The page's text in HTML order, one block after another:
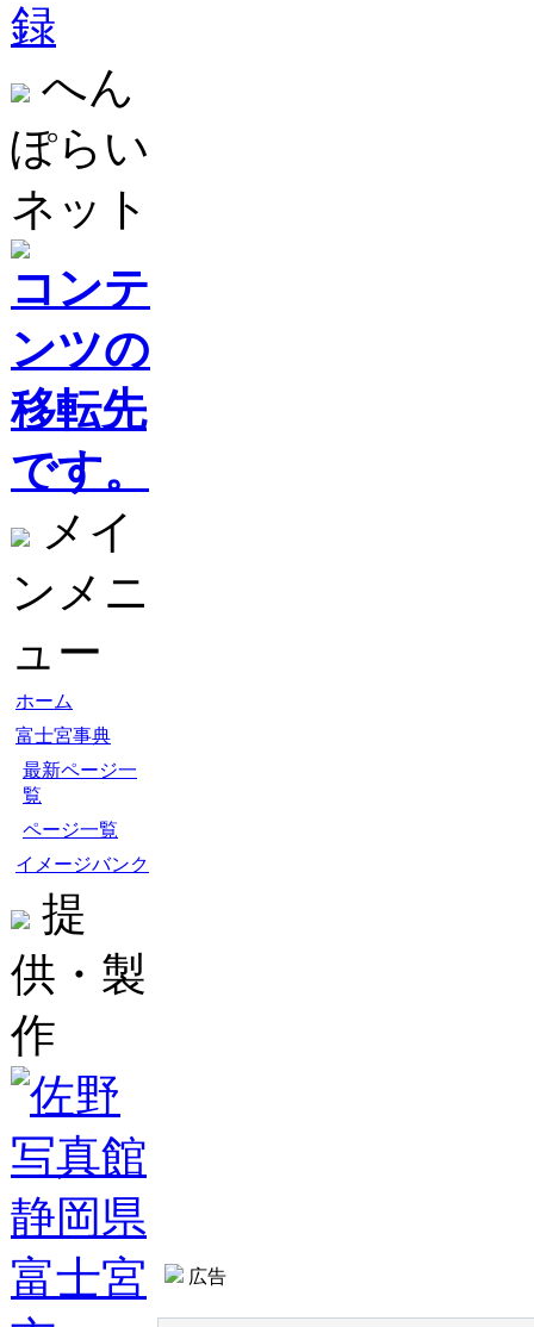
録
へん
ぽらい
ネット
コンテ
ンツの
移転先
です。
メイ
ンメニ
ュー
ホーム
富士宮事典
最新ページ一
覧
ページ一覧
イメージバンク
提
供・製
作
広告